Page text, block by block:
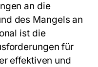
an die
des Mangels an
ist die
für
effektiven und